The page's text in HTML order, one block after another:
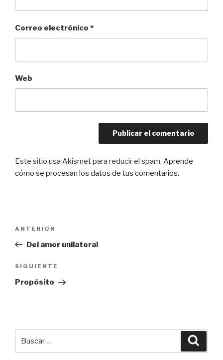
Correo electrónico *
Web
Este sitio usa Akismet para reducir el spam. Aprende
cómo se procesan los datos de tus comentarios.
entradas
Entrada
anterior:
ANTERIOR
Del amor unilateral
Siguiente
entrada
SIGUIENTE
Propósito